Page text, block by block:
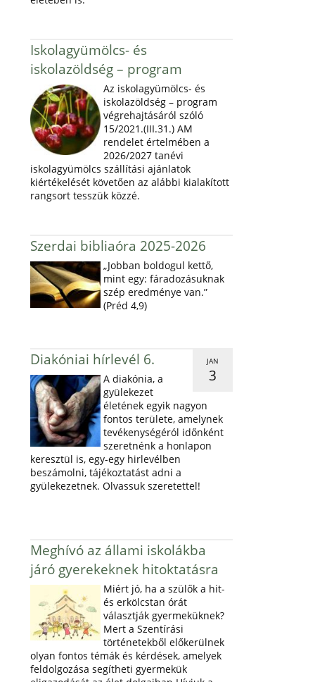
Iskolagyümölcs- és
iskolazöldség – program
Az iskolagyümölcs- és
iskolazöldség – program
végrehajtásáról szóló
15/2021.(III.31.) AM
rendelet értelmében a
2026/2027 tanévi
iskolagyümölcs szállítási ajánlatok
kiértékelését követően az alábbi kialakított
rangsort tesszük közzé.
Szerdai bibliaóra 2025-2026
„Jobban boldogul kettő,
mint egy: fáradozásuknak
szép eredménye van.”
(Préd 4,9)
JAN
3
Diakóniai hírlevél 6.
A diakónia, a
gyülekezet
életének egyik nagyon
fontos területe, amelynek
tevékenységéról időnként
szeretnénk a honlapon
keresztül is, egy-egy hirlevélben
beszámolni, tájékoztatást adni a
gyülekezetnek. Olvassuk szeretettel!
Meghívó az állami iskolákba
járó gyerekeknek hitoktatásra
Miért jó, ha a szülők a hit-
és erkölcstan órát
választják gyermeküknek?
Mert a Szentírási
történetekből előkerülnek
olyan fontos témák és kérdések, amelyek
feldolgozása segítheti gyermekük